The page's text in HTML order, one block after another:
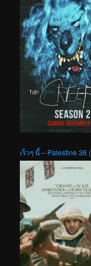
เร็วๆ นี้ – Palestine 36